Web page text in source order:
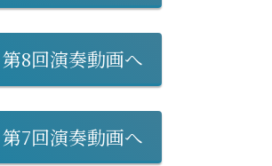
第8回演奏動画へ
第7回演奏動画へ